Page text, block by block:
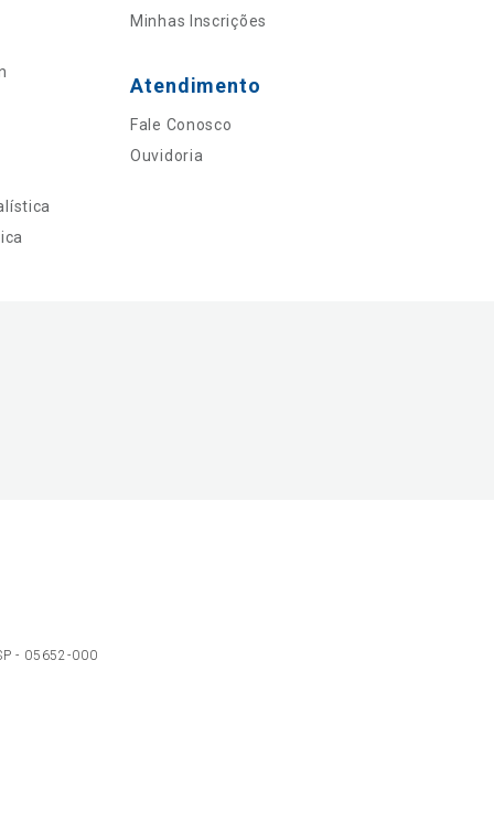
Minhas Inscrições
Atendimento
Fale Conosco
Ouvidoria
- 05652-000